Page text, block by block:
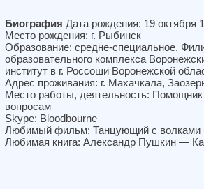
Биография Дата рождения: 19 октября
Место рождения: г. Рыбинск
Образование: средне-специальное,
образовательного комплекса
институт в г. Россоши Воронежской
Адрес проживания: г. Махачкала,
Место работы, деятельность:
вопросам
Skype: Bloodbourne
Любимый фильм: Танцующий с волками
Любимая книга: Александр Пушкин —